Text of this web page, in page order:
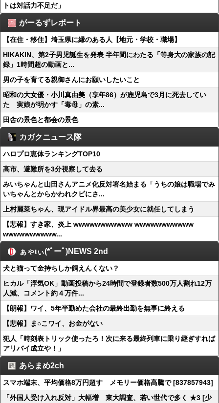
トは対話力不足だ」
がーるずレポート
【在住・移住】埼玉県に縁のある人【地元・学校・職場】
HIKAKIN、第2子男児誕生を発表 半年間にわたる「等身大の家族の記
録」1時間超の動画と...
男の子を育てる親御さんにお願いしたいこと
昭和の大女優・小川真由美（享年86）が鹿児島で3月に死去してい
た 実娘が明かす「毒母」の素...
田舎の景色と都会の景色
カガクニュース隊
ハロプロ恵体ランキングTOP10
高市、避難所を3分視察して去る
みいちゃんと山田さんアニメ化反対署名始まる「うちの娘は職場でみ
いちゃんとからかわれクビにさ...
上村麗菜ちゃん、現アイドル界最高の美少女に就任してしまう
【悲報】すき家、炎上 wwwwwwwwwww wwwwwwwwwww
wwwwwwwwww...
ぁゃιぃ(*ﾟーﾟ)NEWS 2nd
犬と猫って金持ちしか飼えんくない？
ヒカル「浮気OK」動画投稿から24時間で登録者数500万人割れ12万
人減、コメント約４万件...
【朗報】ワイ、5年半勤めた会社の最終出勤を無事に終える
【悲報】ま○こワイ、お金がない
犯人「時刻表トリック使ったろ！次に来る最終列車に乗り継ぎすれば
アリバイ成立や！」
あらまめ2ch
スマホ端末、平均価格8万円超す メモリー価格高騰で [837857943]
「外国人受け入れ反対」大幅増 東大調査、若い世代で多く ★3 [少